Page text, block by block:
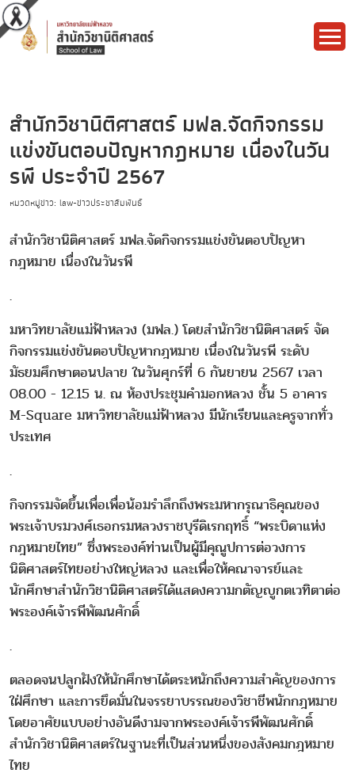
สำนักวิชานิติศาสตร์ มฟล.จัดกิจกรรม
แข่งขันตอบปัญหากฎหมาย เนื่องในวัน
รพี ประจำปี 2567
หมวดหมู่ข่าว: law-ข่าวประชาสัมพันธ์
สำนักวิชานิติศาสตร์ มฟล.จัดกิจกรรมแข่งขันตอบปัญหา
กฎหมาย เนื่องในวันรพี
.
มหาวิทยาลัยแม่ฟ้าหลวง (มฟล.) โดยสำนักวิชานิติศาสตร์ จัด
กิจกรรมแข่งขันตอบปัญหากฎหมาย เนื่องในวันรพี ระดับ
มัธยมศึกษาตอนปลาย ในวันศุกร์ที่ 6 กันยายน 2567 เวลา
08.00 - 12.15 น. ณ ห้องประชุมคำมอกหลวง ชั้น 5 อาคาร
M-Square มหาวิทยาลัยแม่ฟ้าหลวง มีนักเรียนและครูจากทั่ว
ประเทศ
.
กิจกรรมจัดขึ้นเพื่อเพื่อน้อมรำลึกถึงพระมหากรุณาธิคุณของ
พระเจ้าบรมวงศ์เธอกรมหลวงราชบุรีดิเรกฤทธิ์ “พระบิดาแห่ง
กฎหมายไทย” ซึ่งพระองค์ท่านเป็นผู้มีคุณูปการต่อวงการ
นิติศาสตร์ไทยอย่างใหญ่หลวง และเพื่อให้คณาจารย์และ
นักศึกษาสำนักวิชานิติศาสตร์ได้แสดงความกตัญญูกตเวทิตาต่อ
พระองค์เจ้ารพีพัฒนศักดิ์
.
ตลอดจนปลูกฝังให้นักศึกษาได้ตระหนักถึงความสำคัญของการ
ใฝ่ศึกษา และการยึดมั่นในจรรยาบรรณของวิชาชีพนักกฎหมาย
โดยอาศัยแบบอย่างอันดีงามจากพระองค์เจ้ารพีพัฒนศักดิ์
สำนักวิชานิติศาสตร์ในฐานะที่เป็นส่วนหนึ่งของสังคมกฎหมาย
ไทย